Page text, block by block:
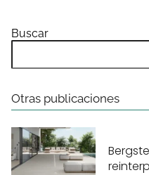
Buscar
Otras publicaciones